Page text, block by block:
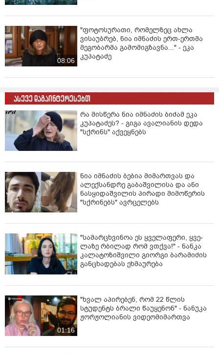
08:06
"ფოტოსურათი, რომელზეც ახლა
ვისაუბრებ, ნია იმნაძის ერთ-ერთმა
მეგობარმა გამომიგზავნა..." - ეკა
კუპატაძე
ასევე დაგაინტერესებთ
რა მისწერა ნია იმნაძის ბიძამ ეკა
კუპატაძეს? - გიგა ავალიანის დედა
"სქრინს" აქვეყნებს
ნია იმნაძის ბებია მიმართვას და
ალექსანდრე გაბაშვილისა და ანი
ნასყიდაშვილის პირადი მიმოწერის
"სქრინებს" ავრცელებს
"სა­მარ­ცხვი­ნოა ეს ყვე­ლა­ფე­რი, ყვე­
ლა­ზე რბი­ლად რომ ვთქვა!" - ნანკა
კალატოზიშვილი გიორგი ბარამიძის
განცხადებას ეხმაურება
01:16
"ხვალ აპირებენ, რომ 22 წლის
სტუდენტს ბრალი წაუყენონ" - ნანუკა
ჟორჟოლიანის ვიდეომიმართვა